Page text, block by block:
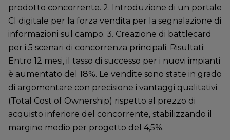
prodotto concorrente. 2. Introduzione di un portale
CI digitale per la forza vendita per la segnalazione di
informazioni sul campo. 3. Creazione di battlecard
per i 5 scenari di concorrenza principali. Risultati:
Entro 12 mesi, il tasso di successo per i nuovi impianti
è aumentato del 18%. Le vendite sono state in grado
di argomentare con precisione i vantaggi qualitativi
(Total Cost of Ownership) rispetto al prezzo di
acquisto inferiore del concorrente, stabilizzando il
margine medio per progetto del 4,5%.